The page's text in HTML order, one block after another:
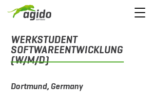
WERKSTUDENT
SOFTWAREENTWICKLUNG
(W/M/D)
Dortmund, Germany